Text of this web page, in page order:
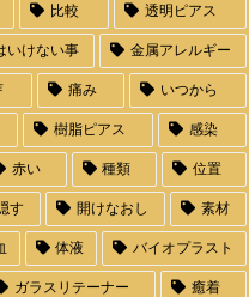
比較 透明ピアス
いけない事 金属アレルギー
痛み いつから
樹脂ピアス 感染
赤い 種類 位置
す 開けなおし 素材
体液 バイオプラスト
ガラスリテーナー 癒着